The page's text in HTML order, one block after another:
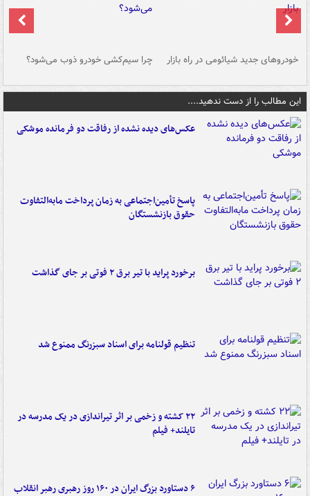
خودروهای جدید شیائومی در راه بازار چرا سیم‌کشی خودرو ذوب می‌شود؟
این مطالب را از دست ندهید....
عکس‌های دیده نشده از رفاقت دو فرمانده‌ موشکی
پاسخ تأمین‌اجتماعی به زمان پرداخت مابه‌التفاوت
حقوق بازنشستگان
برخورد پراید با تیر برق ۲ فوتی بر جای گذاشت
تنظیم قولنامه برای اسناد سبزرنگ ممنوع شد
۲۲ کشته و زخمی بر اثر تیراندازی در یک مدرسه در
تایلند+ فیلم
۶ دستاورد بزرگ ایران در ۱۶۰ روز رهبری رهبر انقلاب